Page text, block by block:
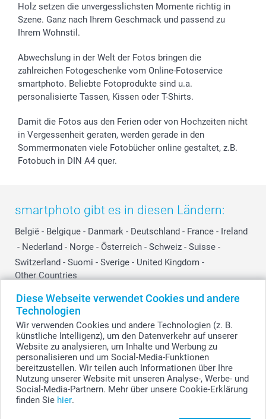
Diese Webseite verwendet Cookies und andere
Technologien
Wir verwenden Cookies und andere Technologien (z. B.
künstliche Intelligenz), um den Datenverkehr auf unserer
Website zu analysieren, um Inhalte und Werbung zu
personalisieren und um Social-Media-Funktionen
bereitzustellen. Wir teilen auch Informationen über Ihre
Nutzung unserer Website mit unseren Analyse-, Werbe- und
Social-Media-Partnern. Mehr über unsere Cookie-Erklärung
finden Sie hier.
Holz setzen die unvergesslichsten Momente richtig in
Szene. Ganz nach Ihrem Geschmack und passend zu
Ihrem Wohnstil.
Abwechslung in der Welt der Fotos bringen die
zahlreichen Fotogeschenke vom Online-Fotoservice
smartphoto. Beliebte Fotoprodukte sind u.a.
personalisierte Tassen, Kissen oder T-Shirts.
Damit die Fotos aus den Ferien oder von Hochzeiten nicht
in Vergessenheit geraten, werden gerade in den
Sommermonaten viele Fotobücher online gestaltet, z.B.
Fotobuch in DIN A4 quer.
smartphoto gibt es in diesen Ländern:
België - Belgique - Danmark - Deutschland - France - Ireland
- Nederland - Norge - Österreich - Schweiz - Suisse -
Switzerland - Suomi - Sverige - United Kingdom -
Other Countries
© smartphoto Group. Alle Rechte vorbehalten.
Alle Preise verstehen sich in Schweizer Franken (CHF) inkl. MwSt. und zzgl.
Versandkosten.